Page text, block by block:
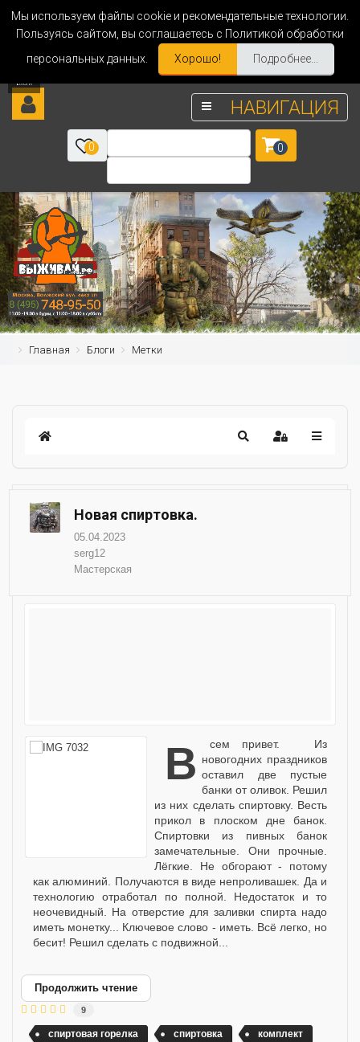
Мы используем файлы cookie и рекомендательные технологии.
Пользуясь сайтом, вы соглашаетесь с Политикой обработки
персональных данных.
Хорошо! Подробнее...
НАВИГАЦИЯ
0 0
Главная Блоги Метки
Новая спиртовка.
05.04.2023
serg12
Мастерская
Всем привет. Из новогодних праздников
оставил две пустые
банки от оливок. Решил
из них сделать спиртовку. Весть
прикол в плоском дне банок.
Спиртовки из пивных банок
замечательные. Они прочные.
Лёгкие. Не обгорают - потому
как алюминий. Получаются в виде непроливашек. Да и
технологию отработал по полной. Недостаток и то
неочевидный. На отверстие для заливки спирта надо
иметь монетку... Ключевое слово - иметь. Всё легко, но
бесит! Решил сделать с подвижной...
Продолжить чтение
9
спиртовая горелка спиртовка комплект